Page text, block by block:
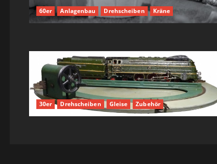
60er Anlagenbau Drehscheiben Kräne
30er Drehscheiben Gleise Zubehör